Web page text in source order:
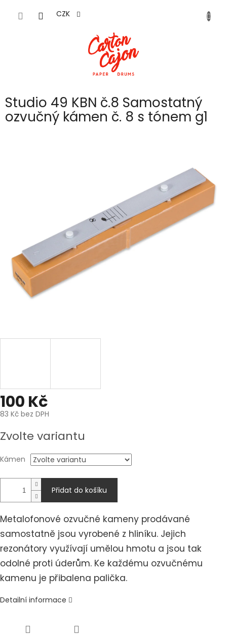
CZK
Studio 49 KBN č.8 Samostatný
ozvučný kámen č. 8 s tónem g1
100 Kč
83 Kč bez DPH
cena:
Zvolte variantu
Kámen
Přidat do košíku
Metalofonové ozvučné kameny prodávané
samostatně jsou vyrobené z hliníku. Jejich
rezonátory využívají umělou hmotu a jsou tak
odolné proti úderům. Ke každému ozvučnému
kamenu je přibalena palička.
Detailní informace